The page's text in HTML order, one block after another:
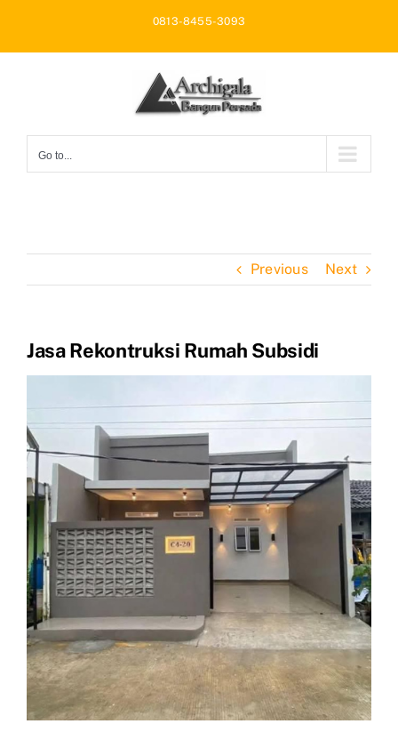
0813-8455-3093
Go to...
Previous Next
Jasa Rekontruksi Rumah Subsidi
Larger
Image